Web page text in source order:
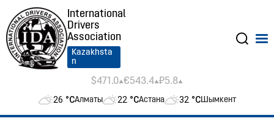
International
Drivers
Association
Kazakhsta
n
$471.0 €543.4 ₽5.8
26 °CАлматы 22 °CАстана 32 °CШымкент